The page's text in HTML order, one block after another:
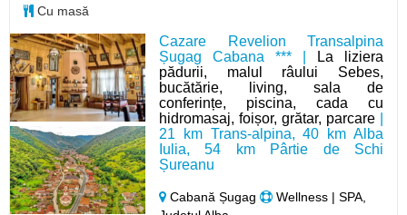
Cazare Revelion Transalpina
Șugag Cabana *** |
La liziera
pădurii, malul râului Sebes,
bucătărie, living, sala de
conferințe, piscina, cada cu
hidromasaj, foișor, grătar, parcare
21 km Trans-alpina, 40 km Alba
Iulia, 54 km Pârtie de Schi
Șureanu
Cabană Șugag
Wellness | SPA,
Cu masă